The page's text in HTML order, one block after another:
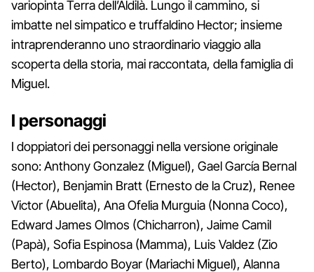
variopinta Terra dell’Aldilà. Lungo il cammino, si
imbatte nel simpatico e truffaldino Hector; insieme
intraprenderanno uno straordinario viaggio alla
scoperta della storia, mai raccontata, della famiglia di
Miguel.
I personaggi
I doppiatori dei personaggi nella versione originale
sono: Anthony Gonzalez (Miguel), Gael García Bernal
(Hector), Benjamin Bratt (Ernesto de la Cruz), Renee
Victor (Abuelita), Ana Ofelia Murguia (Nonna Coco),
Edward James Olmos (Chicharron), Jaime Camil
(Papà), Sofia Espinosa (Mamma), Luis Valdez (Zio
Berto), Lombardo Boyar (Mariachi Miguel), Alanna